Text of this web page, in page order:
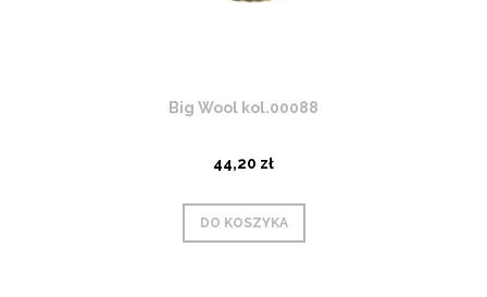
Big Wool kol.00088
44,20 zł
DO KOSZYKA